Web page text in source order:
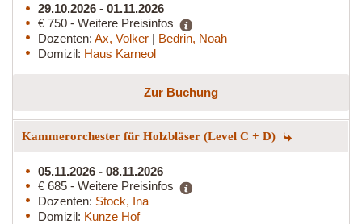
29.10.2026 - 01.11.2026
€ 750 - Weitere Preisinfos
Dozenten: Ax, Volker | Bedrin, Noah
Domizil: Haus Karneol
Zur Buchung
Kammerorchester für Holzbläser (Level C + D)
05.11.2026 - 08.11.2026
€ 685 - Weitere Preisinfos
Dozenten: Stock, Ina
Domizil: Kunze Hof